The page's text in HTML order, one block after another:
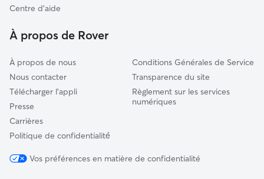
Sancerre
Centre d'aide
À propos de Rover
À propos de nous
Nous contacter
Télécharger l'appli
Presse
Carrières
Politique de confidentialité́
Conditions Générales de Service
Transparence du site
Règlement sur les services
numériques
Vos préférences en matière de confidentialité